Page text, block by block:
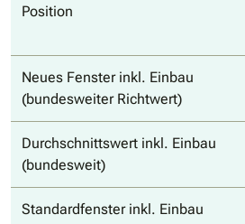
Position
Neues Fenster inkl. Einbau
(bundesweiter Richtwert)
Durchschnittswert inkl. Einbau
(bundesweit)
Standardfenster inkl. Einbau